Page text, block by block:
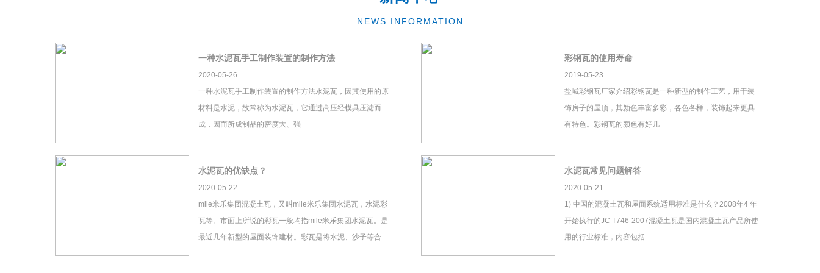
NEWS INFORMATION
一种水泥瓦手工制作装置的制作方法
2020-05-26
一种水泥瓦手工制作装置的制作方法水泥瓦，因其使用的原
材料是水泥，故常称为水泥瓦，它通过高压经模具压滤而
成，因而所成制品的密度大、强
彩钢瓦的使用寿命
2019-05-23
盐城彩钢瓦厂家介绍彩钢瓦是一种新型的制作工艺，用于装
饰房子的屋顶，其颜色丰富多彩，各色各样，装饰起来更具
有特色。彩钢瓦的颜色有好几
水泥瓦的优缺点？
2020-05-22
mile米乐集团混凝土瓦，又叫mile米乐集团水泥瓦，水泥彩
瓦等。市面上所说的彩瓦一般均指mile米乐集团水泥瓦。是
最近几年新型的屋面装饰建材。彩瓦是将水泥、沙子等合
水泥瓦常见问题解答
2020-05-21
1) 中国的混凝土瓦和屋面系统适用标准是什么？2008年4 年
开始执行的JC T746-2007混凝土瓦是国内混凝土瓦产品所使
用的行业标准，内容包括